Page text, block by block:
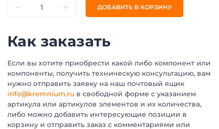
ДОБАВИТЬ В КОРЗИНУ
Как заказать
Если вы хотите приобрести какой либо компонент или
компоненты, получить техническую консультацию, вам
нужно отправить заявку на наш почтовый ящик
info@kremnium.ru в свободной форме с указанием
артикула или артикулов элементов и их количества,
либо можно добавить интересующие позиции в
корзину и отправить заказ с комментариями или